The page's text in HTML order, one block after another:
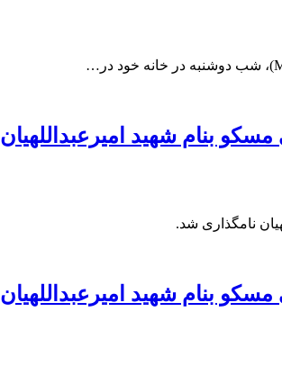
بنام شهید امیرعبداللهیان
نامگذاری شد.
بنام شهید امیرعبداللهیان